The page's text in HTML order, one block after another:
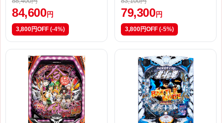
84,600 円
3,800円OFF (-4%)
79,300 円
3,800円OFF (-5%)